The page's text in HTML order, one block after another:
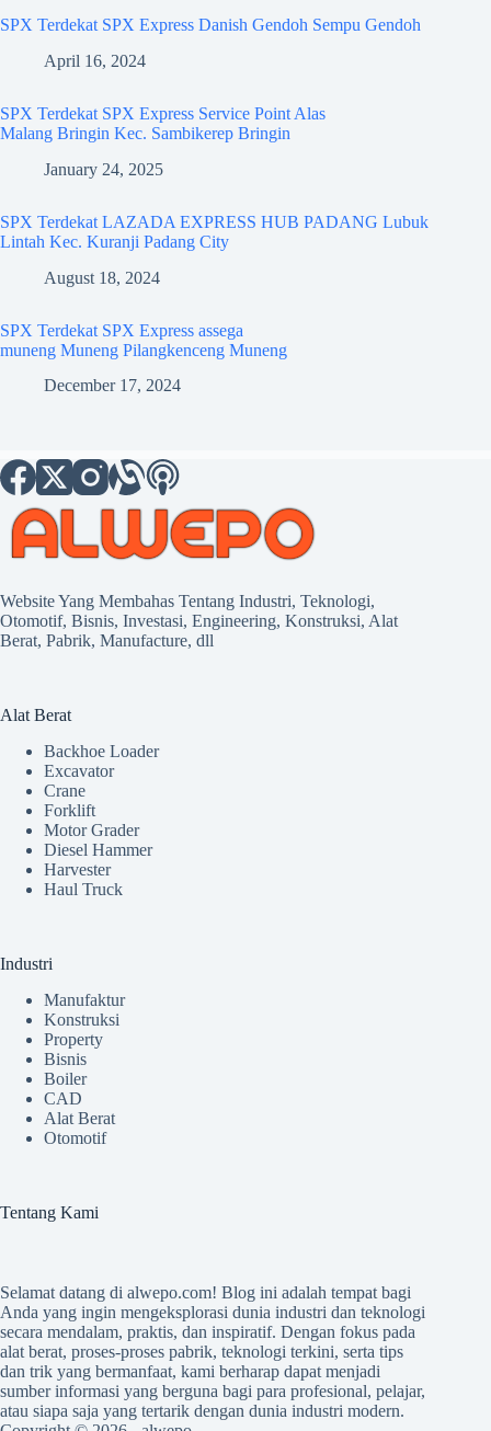
SPX Terdekat SPX Express Danish Gendoh Sempu Gendoh
April 16, 2024
SPX Terdekat SPX Express Service Point Alas
Malang Bringin Kec. Sambikerep Bringin
January 24, 2025
SPX Terdekat LAZADA EXPRESS HUB PADANG Lubuk
Lintah Kec. Kuranji Padang City
August 18, 2024
SPX Terdekat SPX Express assega
muneng Muneng Pilangkenceng Muneng
December 17, 2024
Website Yang Membahas Tentang Industri, Teknologi,
Otomotif, Bisnis, Investasi, Engineering, Konstruksi, Alat
Berat, Pabrik, Manufacture, dll
Alat Berat
Backhoe Loader
Excavator
Crane
Forklift
Motor Grader
Diesel Hammer
Harvester
Haul Truck
Industri
Manufaktur
Konstruksi
Property
Bisnis
Boiler
CAD
Alat Berat
Otomotif
Tentang Kami
Selamat datang di alwepo.com! Blog ini adalah tempat bagi
Anda yang ingin mengeksplorasi dunia industri dan teknologi
secara mendalam, praktis, dan inspiratif. Dengan fokus pada
alat berat, proses-proses pabrik, teknologi terkini, serta tips
dan trik yang bermanfaat, kami berharap dapat menjadi
sumber informasi yang berguna bagi para profesional, pelajar,
atau siapa saja yang tertarik dengan dunia industri modern.